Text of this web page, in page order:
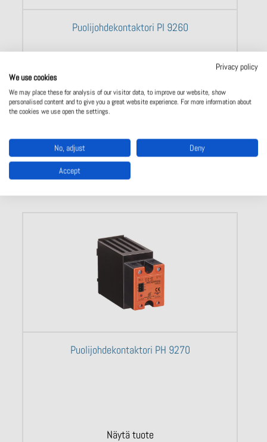
Puolijohdekontaktori PI 9260
Näytä tuote
Puolijohdekontaktori PH 9270
Näytä tuote
Privacy policy
We use cookies
We may place these for analysis of our visitor data, to improve our website, show
personalised content and to give you a great website experience. For more information about
the cookies we use open the settings.
No, adjust Deny
Accept